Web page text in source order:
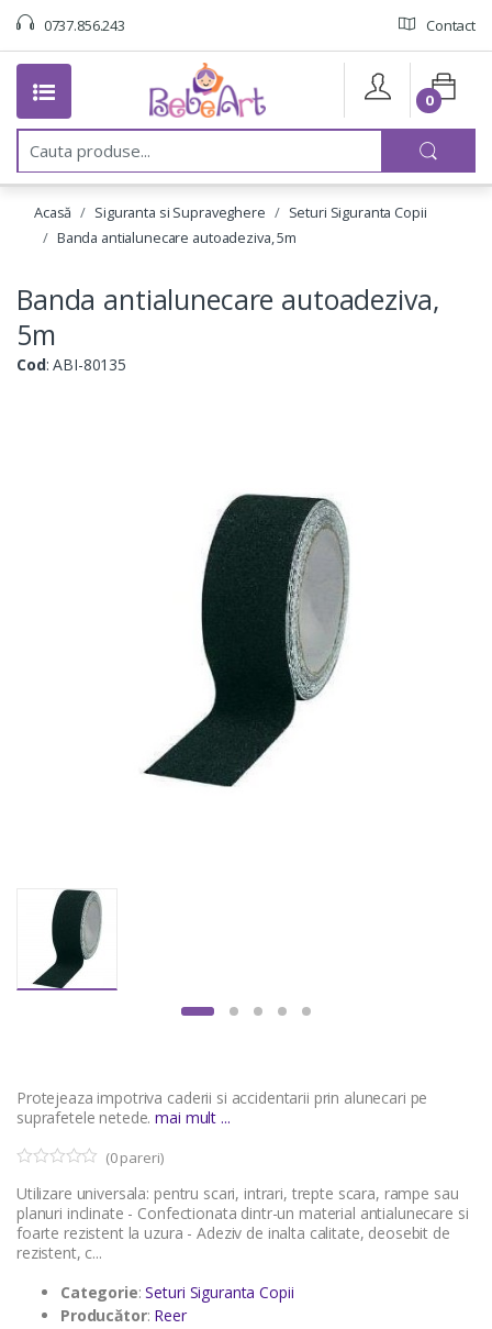
0737.856.243 Contact
C
u
0
Acasă Siguranta si Supraveghere
Seturi Siguranta Copii
Banda antialunecare autoadeziva, 5m
Banda antialunecare autoadeziva,
5m
Cod: ABI-80135
Protejeaza impotriva caderii si accidentarii prin alunecari pe
suprafetele netede.mai mult ...
o
u
t
o
f
(0pareri)
Utilizare universala: pentru scari, intrari, trepte scara, rampe sau
planuri inclinate - Confectionata dintr-un material antialunecare si
foarte rezistent la uzura - Adeziv de inalta calitate, deosebit de
rezistent, c...
Categorie:Seturi Siguranta Copii
Producător: Reer